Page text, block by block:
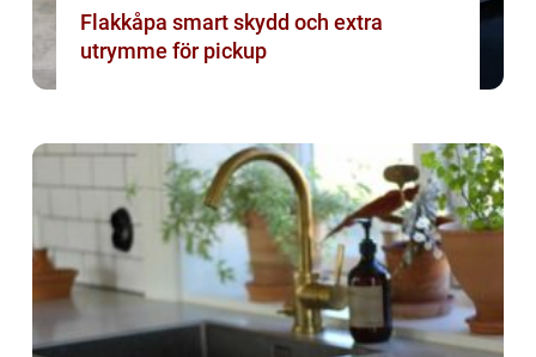
Flakkåpa smart skydd och extra
utrymme för pickup